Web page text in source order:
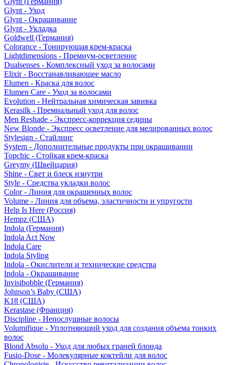
Glynt - Уход
Glynt - Окрашивание
Glynt - Укладка
Goldwell (Германия)
Colorance - Тонирующая крем-краска
Lightdimensions - Премиум-осветление
Dualsenses - Комплексный уход за волосами
Elixir - Восстанавливающее масло
Elumen - Краска для волос
Elumen Care - Уход за волосами
Evolution - Нейтральная химическая завивка
Kerasilk - Премиальный уход для волос
Men Reshade - Экспресс-коррекция седины
New Blonde - Экспресс осветление для мелированных волос
Stylesign - Стайлинг
System - Дополнительные продукты при окрашивании
Topchic - Стойкая крем-краска
Greymy (Швейцария)
Shine - Свет и блеск изнутри
Style - Средства укладки волос
Color - Линия для окрашенных волос
Volume - Линия для объема, эластичности и упругости
Help Is Here (Россия)
Hempz (США)
Indola (Германия)
Indola Act Now
Indola Care
Indola Styling
Indola - Окислители и технические средства
Indola - Окрашивание
Invisibobble (Германия)
Johnson’s Baby (США)
K18 (США)
Kerastase (Франция)
Discipline - Непослушные волосы
Volumifique - Уплотняющий уход для создания объема тонких
волос
Blond Absolu - Уход для любых граней блонда
Fusio-Dose - Молекулярные коктейли для волос